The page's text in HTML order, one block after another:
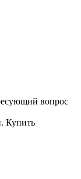
вопрос
Купить